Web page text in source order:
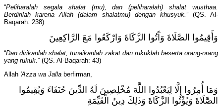
“Peliharalah segala shalat (mu), dan (peliharalah) shalat wusthaa.
Berdirilah karena Allah (dalam shalatmu) dengan khusyuk.” (QS. Al-
Baqarah: 238)
وَأَقِيمُوا الصَّلَاةَ وَآَتُوا الزَّكَاةَ وَارْكَعُوا مَعَ الرَّاكِعِينَ
“Dan dirikanlah shalat, tunaikanlah zakat dan rukuklah beserta orang-orang
yang rukuk.” (QS. Al-Baqarah: 43)
Allah 'Azza wa Jalla berfirman,
وَمَا أُمِرُوا إِلَّا لِيَعْبُدُوا اللَّهَ مُخْلِصِينَ لَهُ الدِّينَ حُنَفَاءَ وَيُقِيمُوا
الصَّلَاةَ وَيُؤْتُوا الزَّكَاةَ وَذَلِكَ دِينُ الْقَيِّمَةِ